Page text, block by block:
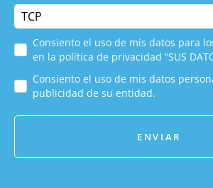
Consiento el uso de mis datos para
en la política de privacidad “SUS
Consiento el uso de mis datos
publicidad de su entidad.
ENVIAR